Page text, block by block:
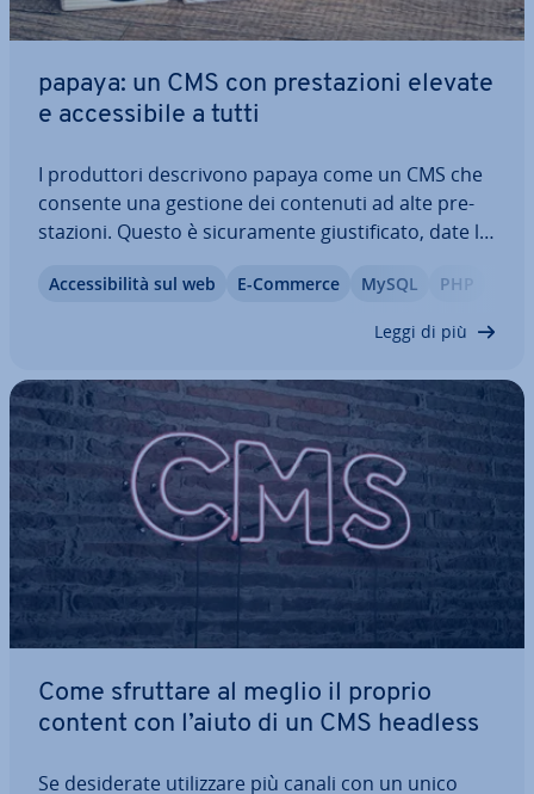
papaya: un CMS con pre­sta­zio­ni elevate
e ac­ces­si­bi­le a tutti
I pro­dut­to­ri de­scri­vo­no papaya come un CMS che
consente una gestione dei contenuti ad alte pre­
sta­zio­ni. Questo è si­cu­ra­men­te giu­sti­fi­ca­to, date le
software. Ma papaya CMS è quindi adatto solo per
Ac­ces­si­bi­li­tà sul web E-Commerce MySQL PHP
Leggi di più
Come sfruttare al meglio il proprio
content con l’aiuto di un CMS headless
Se de­si­de­ra­te uti­liz­za­re più canali con un unico